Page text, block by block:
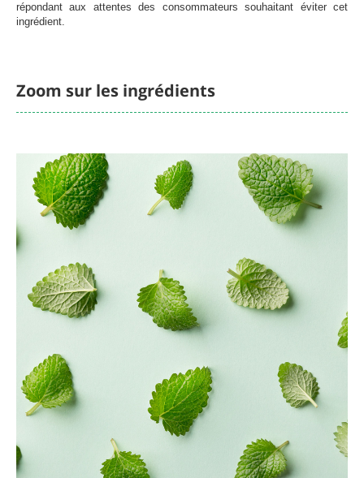
répondant aux attentes des consommateurs souhaitant éviter cet
ingrédient.
Zoom sur les ingrédients